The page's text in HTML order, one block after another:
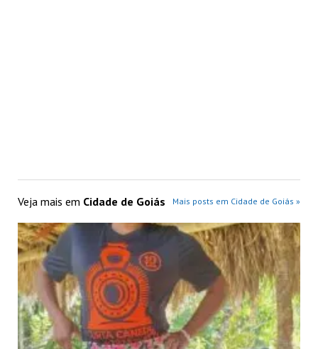
Veja mais em Cidade de Goiás Mais posts em Cidade de Goiás »